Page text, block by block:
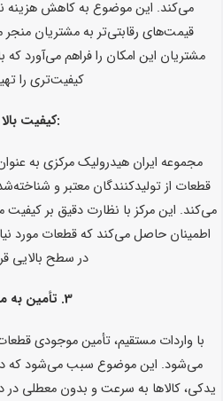
می‌کند. این موضوع به کاهش هزینه
قیمت‌های رقابتی‌تر به مشتریان
مشتریان این امکان را فراهم می‌آورد
کیفیت‌تری را
کیفیت بالا:
مجموعه ایران هیدرولیک مرکزی به
قطعات از تولیدکنندگان معتبر و
می‌کند. این مرکز با نظارت دقیق بر
اطمینان حاصل می‌کند که قطعات مورد
در سطح بالایی
3. تأمین به
می‌شود. این موضوع سبب می‌شود که در
یدکی، کالاها به سرعت و بدون معطلی در